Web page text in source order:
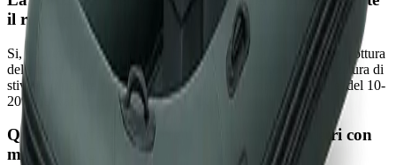
il rimorchio?
Si, se previsto dalla copertura corpi. La perdita del tender per rottura
della cima, maltempo improvviso o scivolamento dall'attrezzatura di
stivaggio rientra nei sinistri liquidabili. La franchigia tipica e' del 10-
20% del valore con minimo 200-500 euro.
Quanto costa assicurare un tender di 3,5 metri con
motore 30 CV?